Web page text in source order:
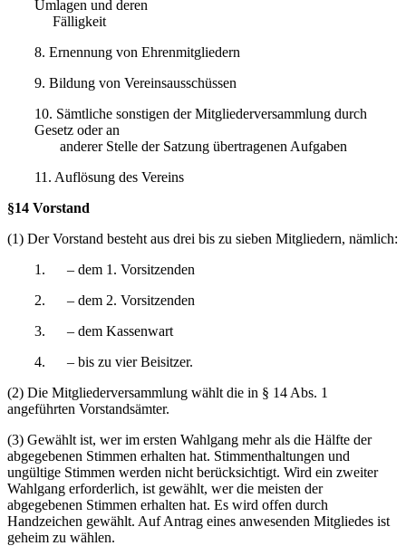
Umlagen und deren
Fälligkeit
8. Ernennung von Ehrenmitgliedern
9. Bildung von Vereinsausschüssen
10. Sämtliche sonstigen der Mitgliederversammlung durch
Gesetz oder an
anderer Stelle der Satzung übertragenen Aufgaben
11. Auflösung des Vereins
§14 Vorstand
(1) Der Vorstand besteht aus drei bis zu sieben Mitgliedern, nämlich:
1. – dem 1. Vorsitzenden
2. – dem 2. Vorsitzenden
3. – dem Kassenwart
4. – bis zu vier Beisitzer.
(2) Die Mitgliederversammlung wählt die in § 14 Abs. 1
angeführten Vorstandsämter.
(3) Gewählt ist, wer im ersten Wahlgang mehr als die Hälfte der
abgegebenen Stimmen erhalten hat. Stimmenthaltungen und
ungültige Stimmen werden nicht berücksichtigt. Wird ein zweiter
Wahlgang erforderlich, ist gewählt, wer die meisten der
abgegebenen Stimmen erhalten hat. Es wird offen durch
Handzeichen gewählt. Auf Antrag eines anwesenden Mitgliedes ist
geheim zu wählen.